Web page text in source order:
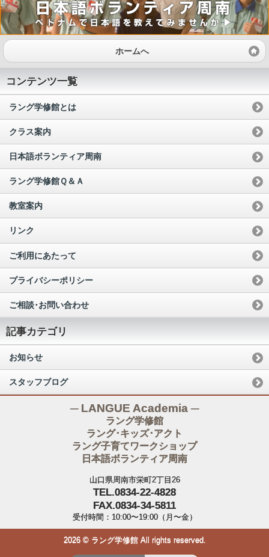
ホームへ
コンテンツ一覧
ラング学修館とは
クラス案内
日本語ボランティア周南
ラング学修館Ｑ＆Ａ
教室案内
リンク
ご利用にあたって
プライバシーポリシー
ご相談･お問い合わせ
記事カテゴリ
お知らせ
スタッフブログ
─ LANGUE Academia ─
ラング学修館
ラング･キッズ･アクト
ラング子育てワークショップ
日本語ボランティア周南
山口県周南市栄町2丁目26
TEL.0834-22-4828
FAX.0834-34-5811
受付時間：10:00〜19:00（月〜金）
2026 © ラング学修館 All rights reserved.